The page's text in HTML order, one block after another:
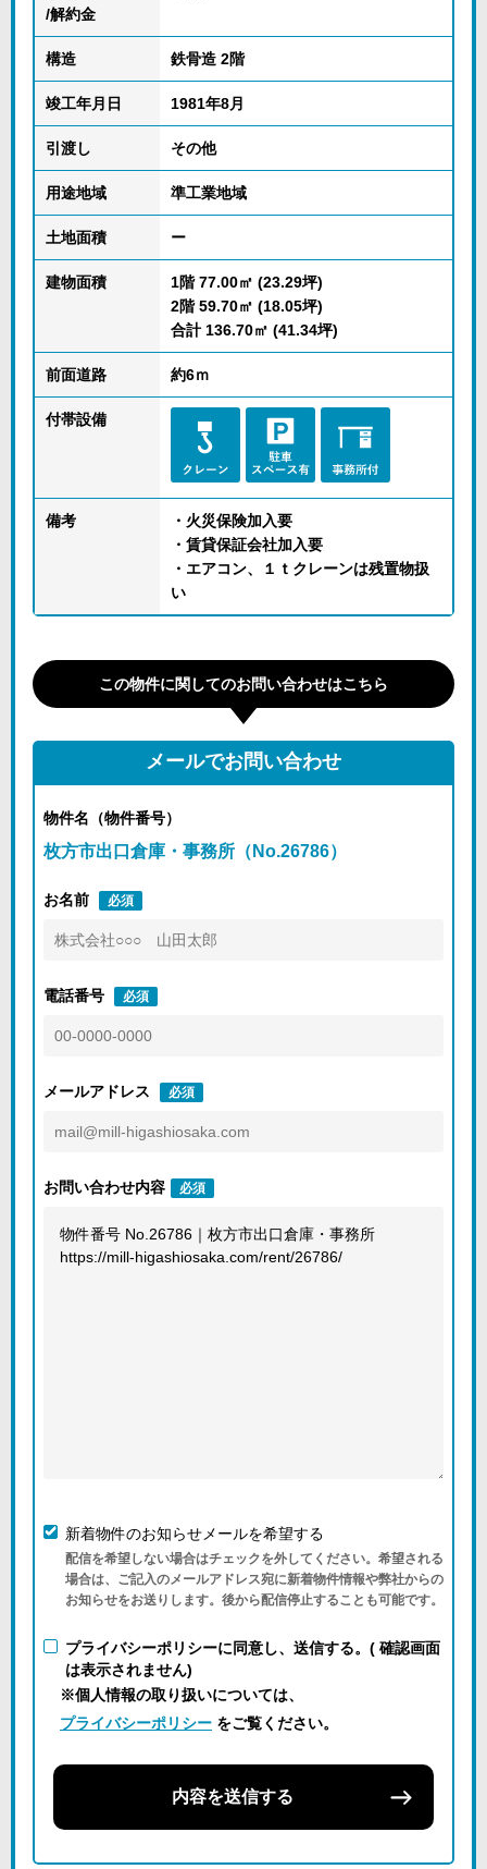
/解約金
構造 鉄骨造 2階
竣工年月日 1981年8月
引渡し その他
用途地域 準工業地域
土地面積 ー
建物面積
1階 77.00㎡ (23.29坪)
2階 59.70㎡ (18.05坪)
合計 136.70㎡ (41.34坪)
前面道路 約6ｍ
付帯設備
備考
・火災保険加入要
・賃貸保証会社加入要
・エアコン、１ｔクレーンは残置物扱
い
この物件に関してのお問い合わせはこちら
メールでお問い合わせ
物件名（物件番号）
枚方市出口倉庫・事務所（No.26786）
お名前 必須
電話番号 必須
メールアドレス 必須
お問い合わせ内容 必須
新着物件のお知らせメールを希望する
配信を希望しない場合はチェックを外してください。希望される
場合は、ご記入のメールアドレス宛に新着物件情報や弊社からの
お知らせをお送りします。後から配信停止することも可能です。
プライバシーポリシーに同意し、送信する。( 確認画面
は表示されません)
※個人情報の取り扱いについては、
プライバシーポリシー をご覧ください。
内容を送信する